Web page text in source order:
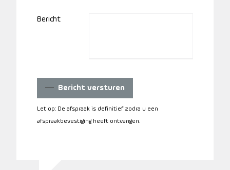
Bericht:
Bericht versturen
Let op: De afspraak is definitief zodra u een
afspraakbevestiging heeft ontvangen.